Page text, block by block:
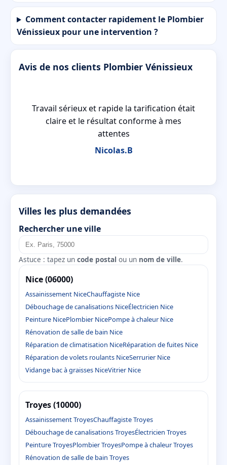
Comment contacter rapidement le Plombier
Vénissieux pour une intervention ?
Avis de nos clients Plombier Vénissieux
Travail sérieux et rapide la tarification était
claire et le résultat conforme à mes
attentes
Nicolas.B
Villes les plus demandées
Rechercher une ville
Astuce : tapez un code postal ou un nom de ville.
Nice (06000)
Assainissement NiceChauffagiste Nice
Débouchage de canalisations NiceÉlectricien Nice
Peinture NicePlombier NicePompe à chaleur Nice
Rénovation de salle de bain Nice
Réparation de climatisation NiceRéparation de fuites Nice
Réparation de volets roulants NiceSerrurier Nice
Vidange bac à graisses NiceVitrier Nice
Troyes (10000)
Assainissement TroyesChauffagiste Troyes
Débouchage de canalisations TroyesÉlectricien Troyes
Peinture TroyesPlombier TroyesPompe à chaleur Troyes
Rénovation de salle de bain Troyes